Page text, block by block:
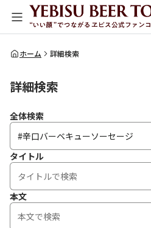
全体検索
ホーム 詳細検索
詳細検索
全体検索
タイトル
本文